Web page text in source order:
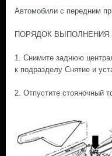
Автомобили с передним
ПОРЯДОК ВЫПОЛНЕНИЯ
1. Снимите заднюю
к подразделу Снятие и
2. Отпустите стояночный